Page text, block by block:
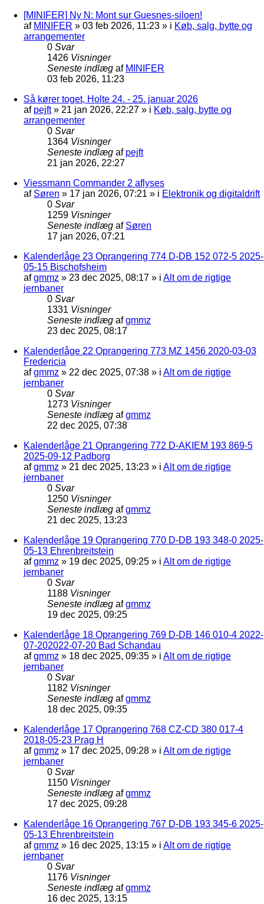
[MINIFER] Ny N: Mont sur Guesnes-siloen!
af MINIFER » 03 feb 2026, 11:23 » i Køb, salg, bytte og
arrangementer
0 Svar
1426 Visninger
Seneste indlæg af MINIFER
03 feb 2026, 11:23
Så kører toget, Holte 24. - 25. januar 2026
af pejft» 21 jan 2026, 22:27 » i Køb, salg, bytte og
arrangementer
0 Svar
1364 Visninger
Seneste indlæg af pejft
21 jan 2026, 22:27
Viessmann Commander 2 aflyses
af Søren » 17 jan 2026, 07:21 » i Elektronik og digitaldrift
0 Svar
1259 Visninger
Seneste indlæg af Søren
17 jan 2026, 07:21
Kalenderlåge 23 Oprangering 774 D-DB 152 072-5 2025-
05-15 Bischofsheim
afgmmz » 23 dec 2025, 08:17 » i Alt om de rigtige
jernbaner
0 Svar
1331 Visninger
Seneste indlæg afgmmz
23 dec 2025, 08:17
Kalenderlåge 22 Oprangering 773 MZ 1456 2020-03-03
Fredericia
afgmmz » 22 dec 2025, 07:38 » i Alt om de rigtige
jernbaner
0 Svar
1273 Visninger
Seneste indlæg afgmmz
22 dec 2025, 07:38
Kalenderlåge 21 Oprangering 772 D-AKIEM 193 869-5
2025-09-12 Padborg
afgmmz » 21 dec 2025, 13:23 » i Alt om de rigtige
jernbaner
0 Svar
1250 Visninger
Seneste indlæg afgmmz
21 dec 2025, 13:23
Kalenderlåge 19 Oprangering 770 D-DB 193 348-0 2025-
05-13 Ehrenbreitstein
afgmmz » 19 dec 2025, 09:25 » i Alt om de rigtige
jernbaner
0 Svar
1188 Visninger
Seneste indlæg afgmmz
19 dec 2025, 09:25
Kalenderlåge 18 Oprangering 769 D-DB 146 010-4 2022-
07-202022-07-20 Bad Schandau
afgmmz » 18 dec 2025, 09:35 » i Alt om de rigtige
jernbaner
0 Svar
1182 Visninger
Seneste indlæg afgmmz
18 dec 2025, 09:35
Kalenderlåge 17 Oprangering 768 CZ-CD 380 017-4
2018-05-23 Prag H
afgmmz » 17 dec 2025, 09:28 » i Alt om de rigtige
jernbaner
0 Svar
1150 Visninger
Seneste indlæg afgmmz
17 dec 2025, 09:28
Kalenderlåge 16 Oprangering 767 D-DB 193 345-6 2025-
05-13 Ehrenbreitstein
afgmmz » 16 dec 2025, 13:15 » i Alt om de rigtige
jernbaner
0 Svar
1176 Visninger
Seneste indlæg afgmmz
16 dec 2025, 13:15